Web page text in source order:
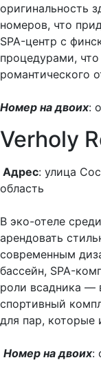
оригинальность
номеров, что
SPA-центр с
процедурами,
романтического
Номер на двоих:
Verholy
Адрес: улица
область
В эко-отеле
арендовать
современным
бассейн, SPA-
роли всадника —
спортивный
для пар, которые
Номер на двоих: